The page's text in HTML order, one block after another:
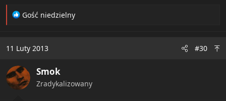
R
t
o
n
s
Gość niedzielny
11 Luty 2013 #30
Smok
Zradykalizowany